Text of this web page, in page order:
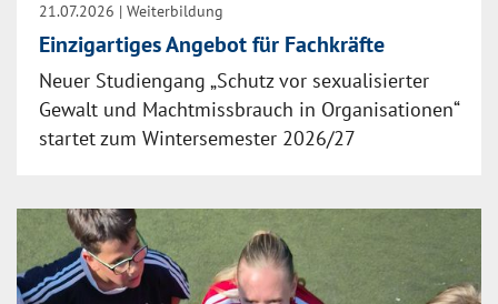
21.07.2026 | Weiterbildung
Einzigartiges Angebot für Fachkräfte
Neuer Studiengang „Schutz vor sexualisierter
Gewalt und Machtmissbrauch in Organisationen“
startet zum Wintersemester 2026/27